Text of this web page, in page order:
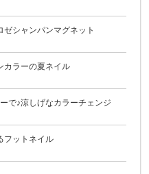
シャンパンマグネット
カラーの夏ネイル
で♪涼しげなカラーチェンジ
フットネイル